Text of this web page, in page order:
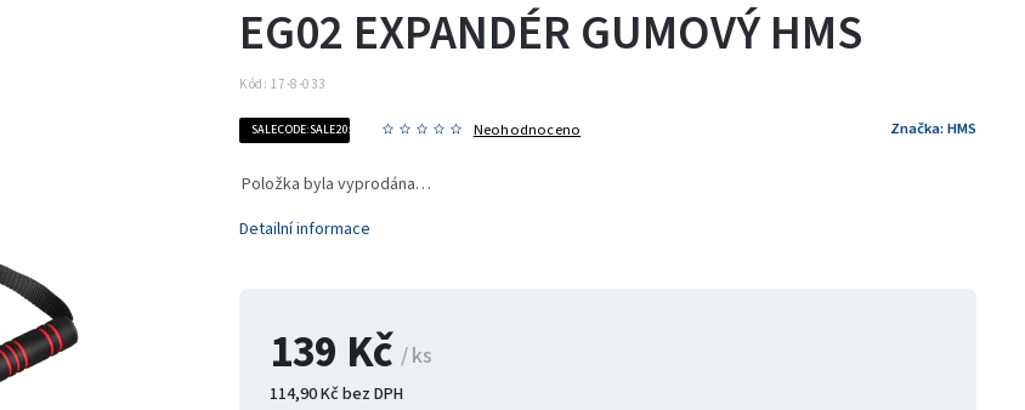
139 Kč / ks
114,90 Kč bez DPH
EG02 EXPANDÉR GUMOVÝ HMS
Kód: 17-8-033
SALECODE:SALE20:20:% Neohodnoceno Značka: HMS
Položka byla vyprodána…
Detailní informace